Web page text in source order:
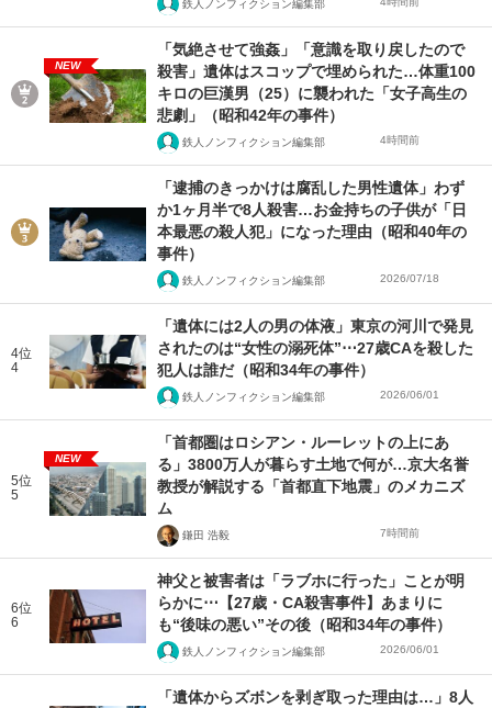
鉄人ノンフィクション編集部
NEW
「気絶させて強姦」「意識を取り戻したので
殺害」遺体はスコップで埋められた…体重100
キロの巨漢男（25）に襲われた「女子高生の
悲劇」（昭和42年の事件）
鉄人ノンフィクション編集部 4時間前
「逮捕のきっかけは腐乱した男性遺体」わず
か1ヶ月半で8人殺害…お金持ちの子供が「日
本最悪の殺人犯」になった理由（昭和40年の
事件）
鉄人ノンフィクション編集部 2026/07/18
4位
4
「遺体には2人の男の体液」東京の河川で発見
されたのは“女性の溺死体”⋯27歳CAを殺した
犯人は誰だ（昭和34年の事件）
鉄人ノンフィクション編集部 2026/06/01
5位
5
NEW
「首都圏はロシアン・ルーレットの上にあ
る」3800万人が暮らす土地で何が…京大名誉
教授が解説する「首都直下地震」のメカニズ
ム
鎌田 浩毅 7時間前
6位
6
神父と被害者は「ラブホに行った」ことが明
らかに⋯【27歳・CA殺害事件】あまりに
も“後味の悪い”その後（昭和34年の事件）
鉄人ノンフィクション編集部 2026/06/01
「遺体からズボンを剥ぎ取った理由は…」8人